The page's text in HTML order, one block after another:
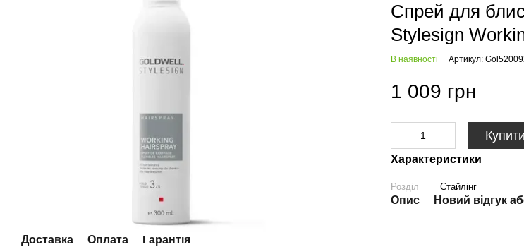
Доставка Оплата Гарантія
Спрей для
Stylesign
В наявності Артикул:
1 009 грн
Купити
Характеристики
Розділ Стайлінг
Опис Новий відгук